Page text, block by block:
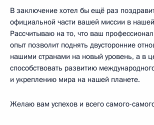
В заключение хотел бы ещё раз
официальной части вашей миссии в
Рассчитываю на то, что ваш
опыт позволит поднять двусторонние
нашими странами на новый уровень, а в
способствовать развитию
и укреплению мира на нашей планете.
Желаю вам успехов и всего самого-